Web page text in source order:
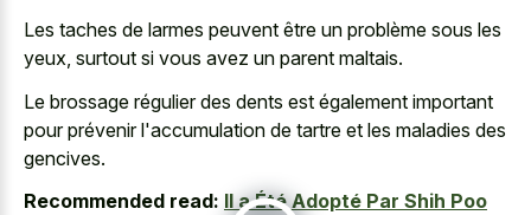
Les taches de larmes peuvent être un problème sous les
yeux, surtout si vous avez un parent maltais.
Le brossage régulier des dents est également important
pour prévenir l'accumulation de tartre et les maladies des
gencives.
Recommended read: Il a Été Adopté Par Shih Poo